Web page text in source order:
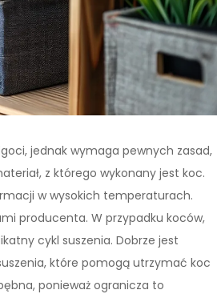
jednak wymaga pewnych zasad,
z którego wykonany jest koc.
w wysokich temperaturach.
producenta. W przypadku koców,
cykl suszenia. Dobrze jest
które pomogą utrzymać koc
ponieważ ogranicza to